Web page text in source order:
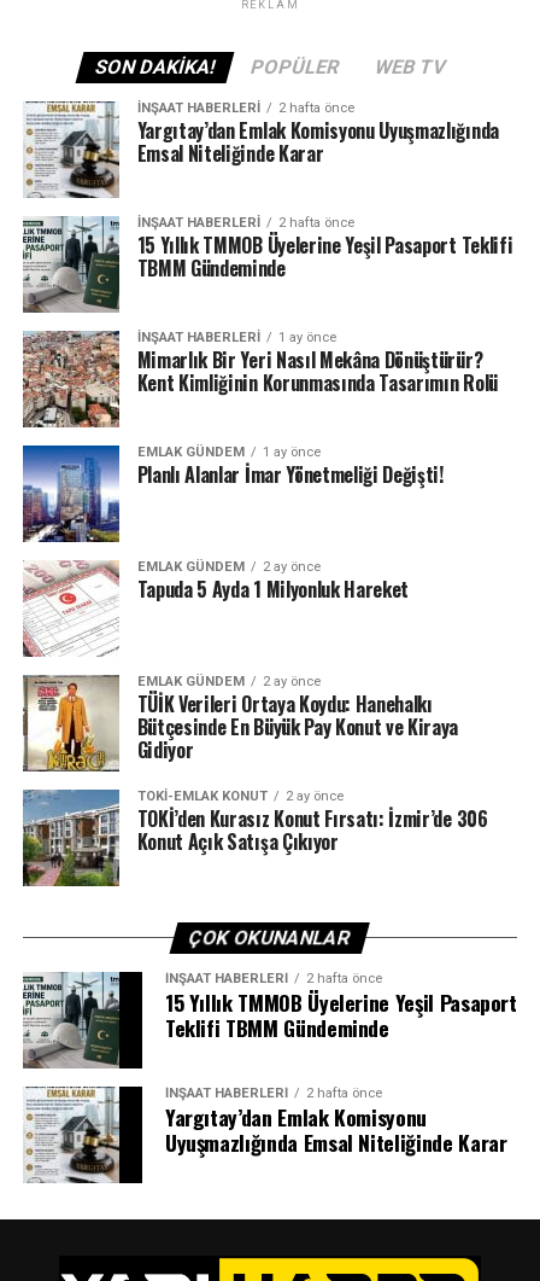
REKLAM
SON DAKIKA! POPÜLER WEB TV
İNŞAAT HABERLERI 2 hafta önce
Yargıtay’dan Emlak Komisyonu Uyuşmazlığında
Emsal Niteliğinde Karar
İNŞAAT HABERLERI 2 hafta önce
15 Yıllık TMMOB Üyelerine Yeşil Pasaport Teklifi
TBMM Gündeminde
İNŞAAT HABERLERI 1 ay önce
Mimarlık Bir Yeri Nasıl Mekâna Dönüştürür?
Kent Kimliğinin Korunmasında Tasarımın Rolü
EMLAK GÜNDEM 1 ay önce
Planlı Alanlar İmar Yönetmeliği Değişti!
EMLAK GÜNDEM 2 ay önce
Tapuda 5 Ayda 1 Milyonluk Hareket
EMLAK GÜNDEM 2 ay önce
TÜİK Verileri Ortaya Koydu: Hanehalkı
Bütçesinde En Büyük Pay Konut ve Kiraya
Gidiyor
TOKI-EMLAK KONUT 2 ay önce
TOKİ’den Kurasız Konut Fırsatı: İzmir’de 306
Konut Açık Satışa Çıkıyor
ÇOK OKUNANLAR
İNŞAAT HABERLERI 2 hafta önce
15 Yıllık TMMOB Üyelerine Yeşil Pasaport
Teklifi TBMM Gündeminde
İNŞAAT HABERLERI 2 hafta önce
Yargıtay’dan Emlak Komisyonu
Uyuşmazlığında Emsal Niteliğinde Karar